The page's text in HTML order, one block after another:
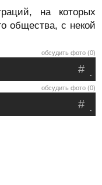
на которых
общества, с некой
обсудить фото (0)
.
#
обсудить фото (0)
.
#